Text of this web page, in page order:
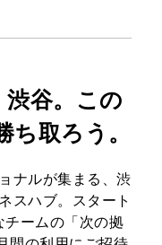
谷。この
取ろう。
ナルが集まる、渋
スハブ。スタート
チームの「次の拠